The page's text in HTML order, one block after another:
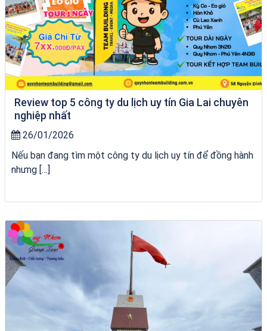
Review top 5 công ty du lịch uy tín Gia Lai chuyên
nghiệp nhất
26/01/2026
Nếu bạn đang tìm một công ty du lịch uy tín để đồng hành
nhưng […]